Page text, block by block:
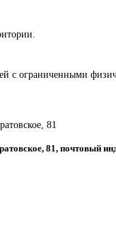
с ограниченными
81
81, почтовый